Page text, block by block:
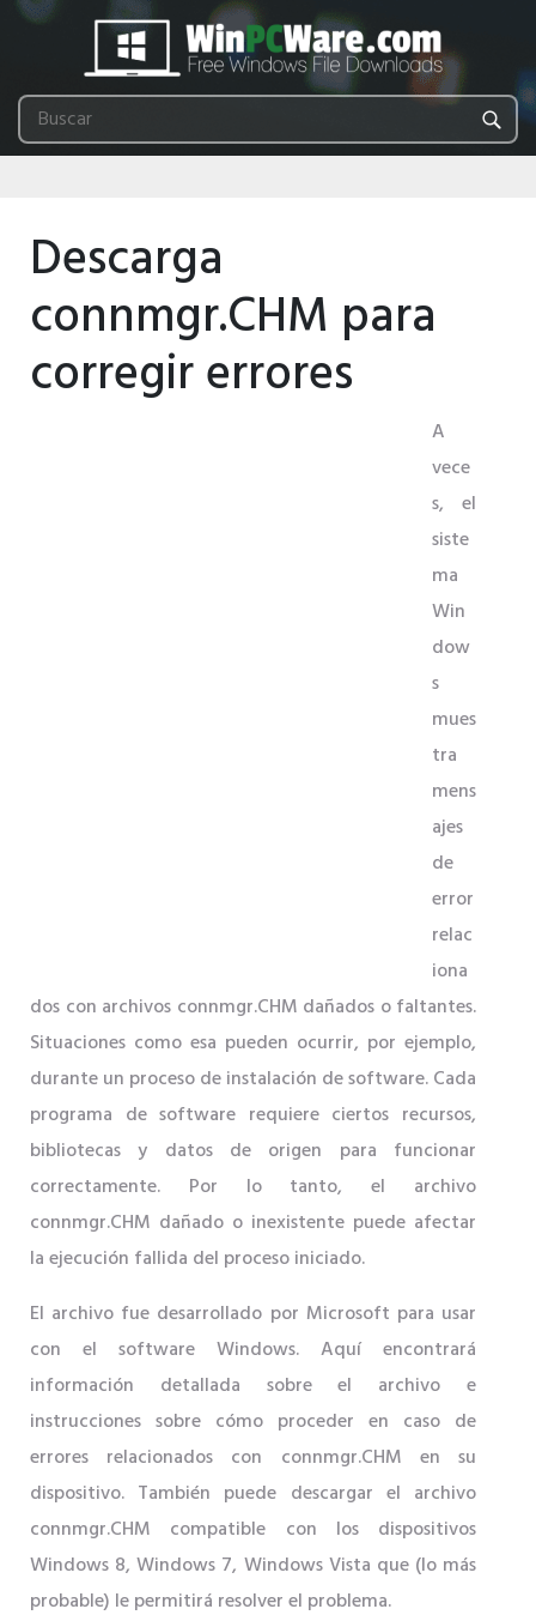
Descarga
connmgr.CHM para
corregir errores
A
vece
s, el
siste
ma
Win
dow
s
mues
tra
mens
ajes
de
error
relac
iona
dos con archivos connmgr.CHM dañados o faltantes.
Situaciones como esa pueden ocurrir, por ejemplo,
durante un proceso de instalación de software. Cada
programa de software requiere ciertos recursos,
bibliotecas y datos de origen para funcionar
correctamente. Por lo tanto, el archivo
connmgr.CHM dañado o inexistente puede afectar
la ejecución fallida del proceso iniciado.
El archivo fue desarrollado por Microsoft para usar
con el software Windows. Aquí encontrará
información detallada sobre el archivo e
instrucciones sobre cómo proceder en caso de
errores relacionados con connmgr.CHM en su
dispositivo. También puede descargar el archivo
connmgr.CHM compatible con los dispositivos
Windows 8, Windows 7, Windows Vista que (lo más
probable) le permitirá resolver el problema.